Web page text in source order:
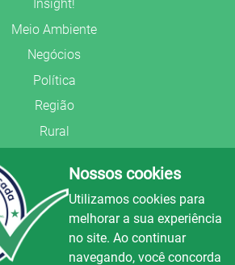
Insight!
Meio Ambiente
Negócios
Política
Região
Rural
Segurança Pública
União Frederiquense
Nossos cookies
Utilizamos cookies para
melhorar a sua experiência
no site. Ao continuar
navegando, você concorda